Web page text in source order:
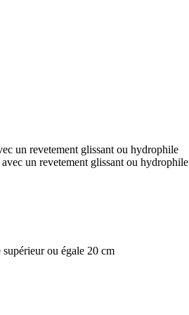
un revetement glissant ou hydrophile
un revetement glissant ou hydrophile
ou égale 20 cm